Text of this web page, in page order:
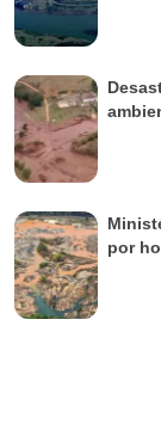
por